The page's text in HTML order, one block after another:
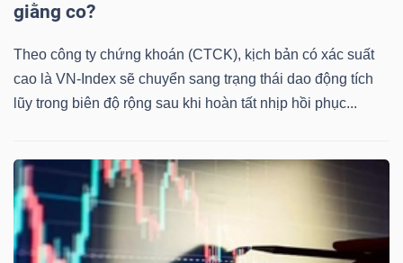
giằng co?
Theo công ty chứng khoán (CTCK), kịch bản có xác suất
cao là VN-Index sẽ chuyển sang trạng thái dao động tích
lũy trong biên độ rộng sau khi hoàn tất nhịp hồi phục...